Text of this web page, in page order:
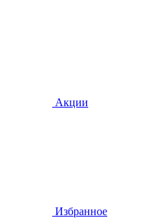
Акции
Избранное